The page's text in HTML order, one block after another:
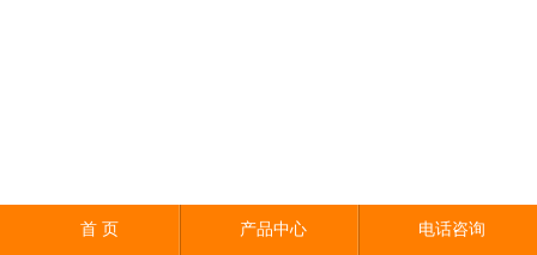
首 页 产品中心 电话咨询